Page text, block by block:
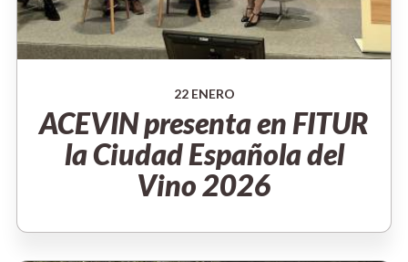
22 ENERO
ACEVIN presenta en FITUR
la Ciudad Española del
Vino 2026